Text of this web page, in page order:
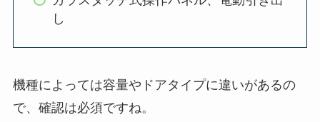
し
機種によっては容量やドアタイプに違いがあるの
で、確認は必須ですね。